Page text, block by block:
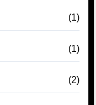
(1)
(1)
(2)